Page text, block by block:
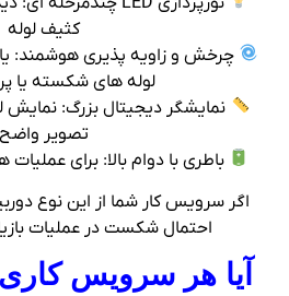
کثیف لوله
چرخش و زاویه‌ پذیری هوشمند:
لوله‌ های شکسته یا
نمایشگر دیجیتال بزرگ: نمایش
تصویر واضح
باطری با دوام بالا: برای
اگر سرویس‌ کار شما از این نوع
احتمال شکست در عملیات
آیا هر سرویس‌ کاری